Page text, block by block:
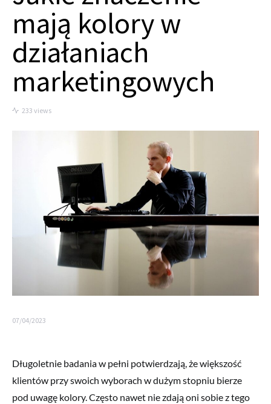
mają kolory w
działaniach
marketingowych
233 views
07/04/2023
Długoletnie badania w pełni potwierdzają, że większość
klientów przy swoich wyborach w dużym stopniu bierze
pod uwagę kolory. Często nawet nie zdają oni sobie z tego